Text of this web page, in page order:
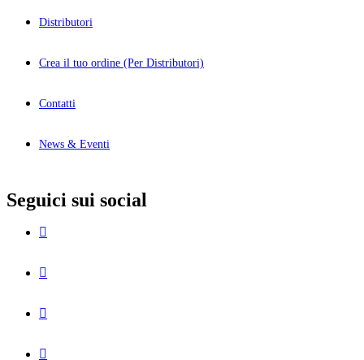
Distributori
Crea il tuo ordine (Per Distributori)
Contatti
News & Eventi
Seguici sui social